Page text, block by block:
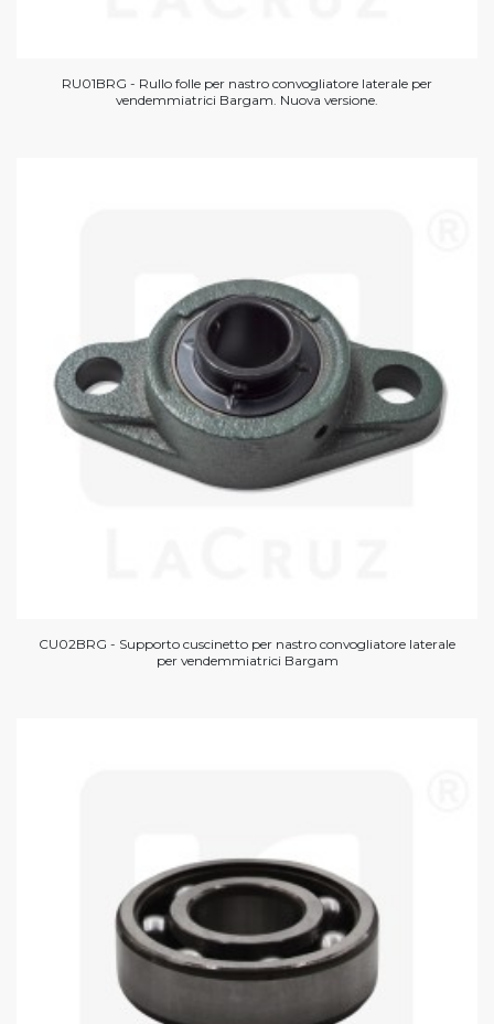
RU01BRG - Rullo folle per nastro convogliatore laterale per
vendemmiatrici Bargam. Nuova versione.
CU02BRG - Supporto cuscinetto per nastro convogliatore laterale
per vendemmiatrici Bargam